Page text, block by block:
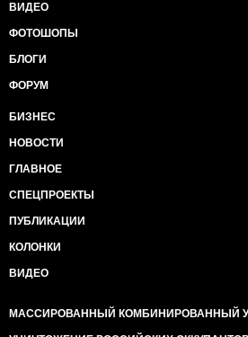
ВИДЕО
ФОТОШОПЫ
БЛОГИ
ФОРУМ
БИЗНЕС
НОВОСТИ
ГЛАВНОЕ
СПЕЦПРОЕКТЫ
ПУБЛИКАЦИИ
КОЛОНКИ
ВИДЕО
МАССИРОВАННЫЙ КОМБИНИРОВАННЫЙ